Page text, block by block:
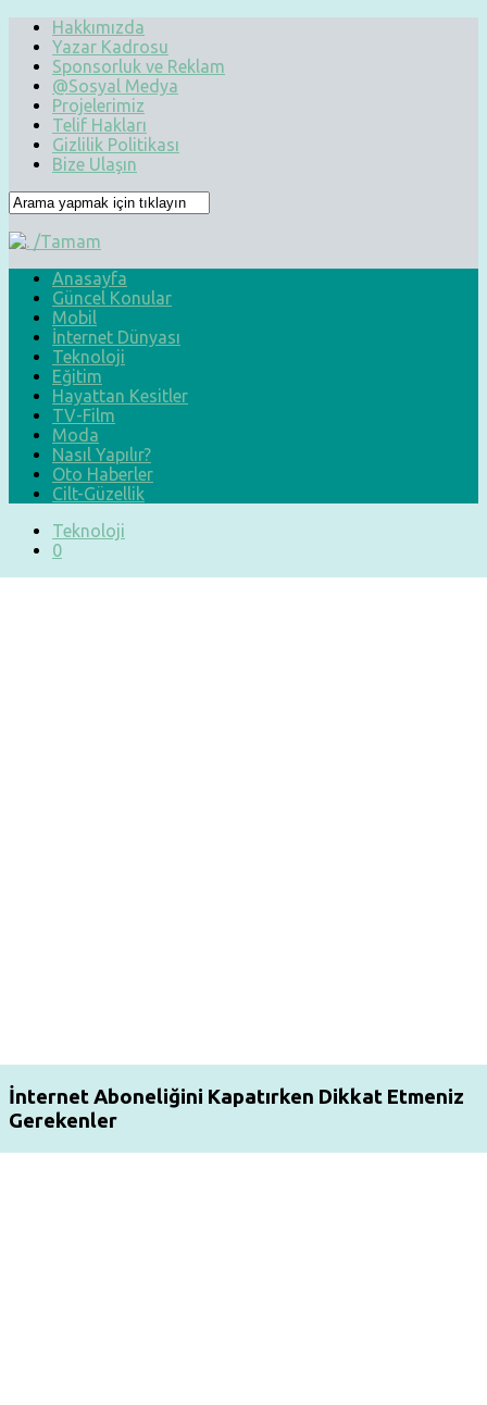
Hakkımızda
Yazar Kadrosu
Sponsorluk ve Reklam
@Sosyal Medya
Projelerimiz
Telif Hakları
Gizlilik Politikası
Bize Ulaşın
Anasayfa
Güncel Konular
Mobil
İnternet Dünyası
Teknoloji
Eğitim
Hayattan Kesitler
TV-Film
Moda
Nasıl Yapılır?
Oto Haberler
Cilt-Güzellik
Teknoloji
0
İnternet Aboneliğini Kapatırken Dikkat Etmeniz
Gerekenler